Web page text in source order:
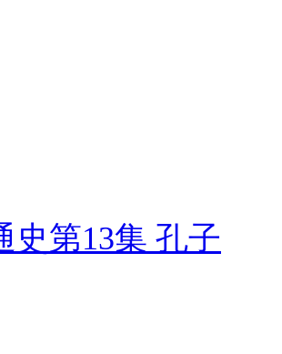
史第13集 孔子